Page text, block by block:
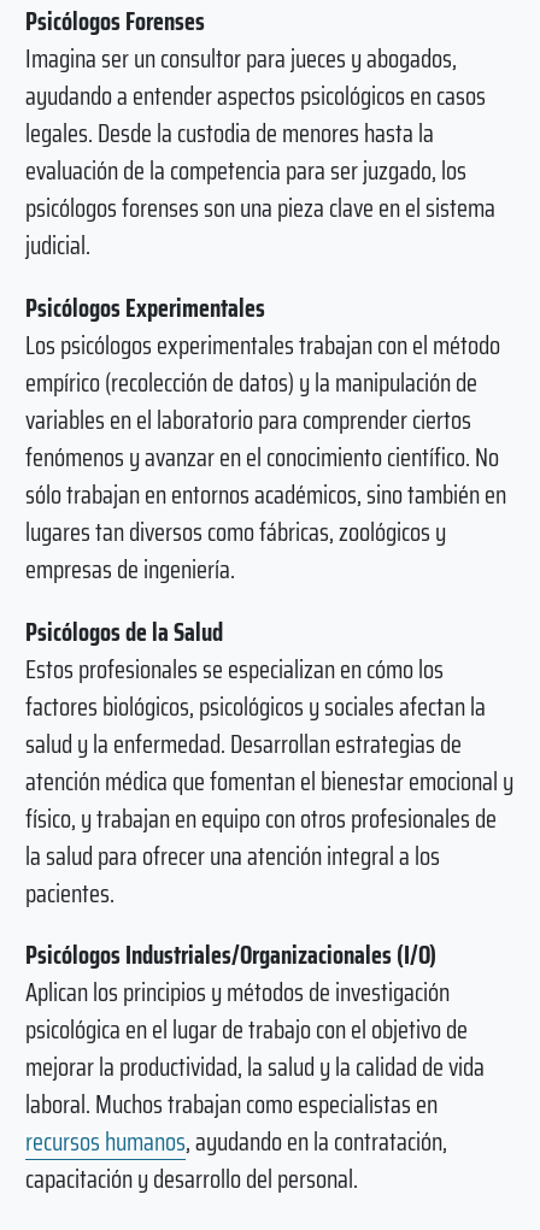
Psicólogos Forenses
Imagina ser un consultor para jueces y abogados,
ayudando a entender aspectos psicológicos en casos
legales. Desde la custodia de menores hasta la
evaluación de la competencia para ser juzgado, los
psicólogos forenses son una pieza clave en el sistema
judicial.
Psicólogos Experimentales
Los psicólogos experimentales trabajan con el método
empírico (recolección de datos) y la manipulación de
variables en el laboratorio para comprender ciertos
fenómenos y avanzar en el conocimiento científico. No
sólo trabajan en entornos académicos, sino también en
lugares tan diversos como fábricas, zoológicos y
empresas de ingeniería.
Psicólogos de la Salud
Estos profesionales se especializan en cómo los
factores biológicos, psicológicos y sociales afectan la
salud y la enfermedad. Desarrollan estrategias de
atención médica que fomentan el bienestar emocional y
físico, y trabajan en equipo con otros profesionales de
la salud para ofrecer una atención integral a los
pacientes.
Psicólogos Industriales/Organizacionales (I/O)
Aplican los principios y métodos de investigación
psicológica en el lugar de trabajo con el objetivo de
mejorar la productividad, la salud y la calidad de vida
laboral. Muchos trabajan como especialistas en
recursos humanos, ayudando en la contratación,
capacitación y desarrollo del personal.